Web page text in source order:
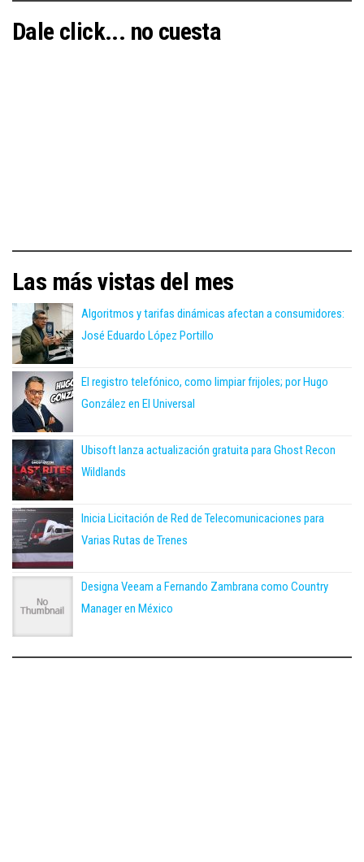
Dale click... no cuesta
Las más vistas del mes
Algoritmos y tarifas dinámicas afectan a consumidores:
José Eduardo López Portillo
El registro telefónico, como limpiar frijoles; por Hugo
González en El Universal
Ubisoft lanza actualización gratuita para Ghost Recon
Wildlands
Inicia Licitación de Red de Telecomunicaciones para
Varias Rutas de Trenes
Designa Veeam a Fernando Zambrana como Country
Manager en México